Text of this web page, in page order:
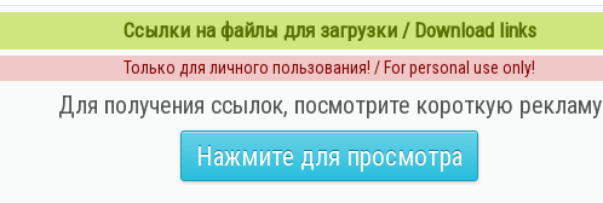
Ссылки на файлы для загрузки / Download links
Только для личного пользования! / For personal use only!
Для получения ссылок, посмотрите короткую рекламу
Нажмите для просмотра